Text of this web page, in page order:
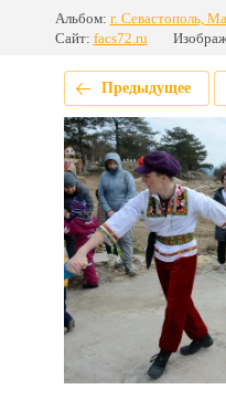
Альбом: г. Севастополь,
Сайт: facs72.ru
Предыдущее